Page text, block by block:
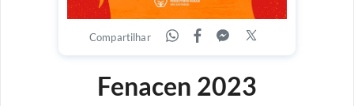
Compartilhar
Fenacen 2023